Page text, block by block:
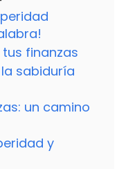
finanzas
sabiduría
un camino
y